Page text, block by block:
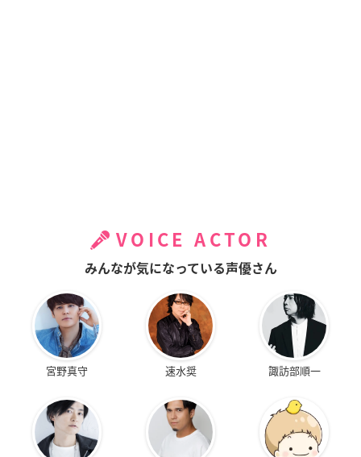
VOICE ACTOR
みんなが気になっている声優さん
宮野真守 速水奨 諏訪部順一